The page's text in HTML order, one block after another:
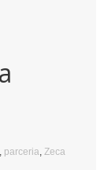
parceria Zeca